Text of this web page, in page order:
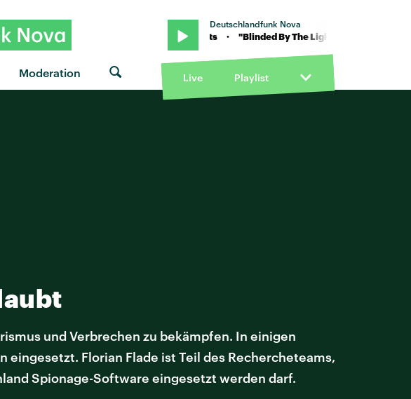
Moderation
Deutschlandfunk Nova
"Blinded By The Lights" von The Streets · "Blinded By The Lights" von The Streets ·
Live Playlist
und Verbrechen zu bekämpfen. In einigen
Florian Flade ist Teil des Rechercheteams,
Spionage-Software eingesetzt werden darf.